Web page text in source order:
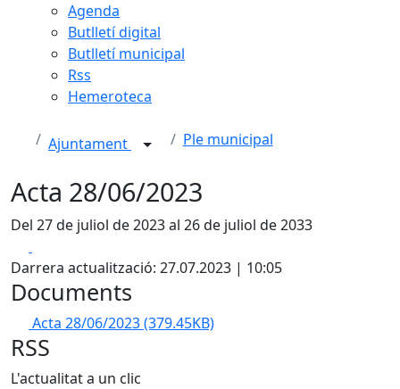
Agenda
Butlletí digital
Butlletí municipal
Rss
Hemeroteca
Ajuntament Ple municipal
Acta 28/06/2023
Del 27 de juliol de 2023 al 26 de juliol de 2033
Darrera actualització: 27.07.2023 | 10:05
Documents
Acta 28/06/2023(379.45KB)
RSS
L'actualitat a un clic